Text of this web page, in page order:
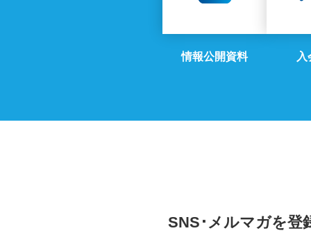
情報公開資料
SNS･メルマガを登